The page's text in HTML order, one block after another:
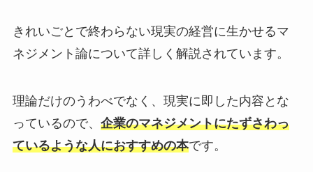
きれいごとで終わらない現実の経営に生かせるマ
ネジメント論について詳しく解説されています。
理論だけのうわべでなく、現実に即した内容とな
っているので、 企業のマネジメントにたずさわっ
ているような人におすすめの本です。